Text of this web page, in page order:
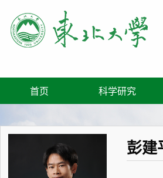
首页 科学研究
彭建